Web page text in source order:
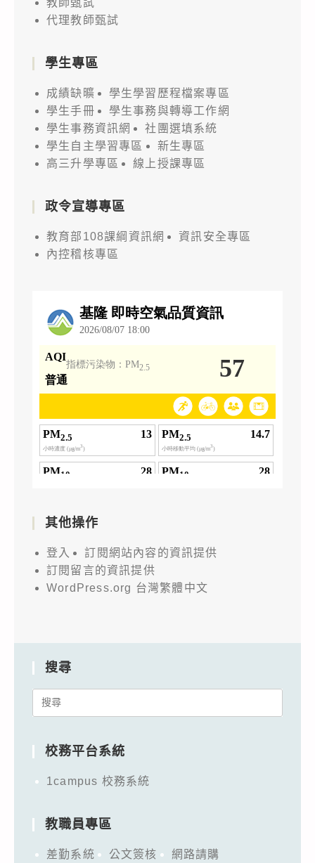
代理教師甄試
學生專區
成績缺曠
學生學習歷程檔案專區
學生手冊
學生事務與轉導工作網
學生事務資訊網
社團選填系統
學生自主學習專區
新生專區
高三升學專區
線上授課專區
政令宣導專區
教育部108課綱資訊網
資訊安全專區
內控稽核專區
其他操作
登入
訂閱網站內容的資訊提供
訂閱留言的資訊提供
WordPress.org 台灣繁體中文
搜尋
Search
校務平台系統
1campus 校務系統
教職員專區
差勤系統 公文簽核
網路請購